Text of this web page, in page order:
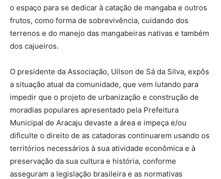
o espaço para se dedicar à catação de mangaba e outros
frutos, como forma de sobrevivência, cuidando dos
terrenos e do manejo das mangabeiras nativas e também
dos cajueiros.
O presidente da Associação, Uilson de Sá da Silva, expôs
a situação atual da comunidade, que vem lutando para
impedir que o projeto de urbanização e construção de
moradias populares apresentado pela Prefeitura
Municipal de Aracaju devaste a área e impeça e/ou
dificulte o direito de as catadoras continuarem usando os
territórios necessários à sua atividade econômica e à
preservação da sua cultura e história, conforme
asseguram a legislação brasileira e as normativas